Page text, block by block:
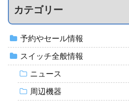
カテゴリー
予約やセール情報
スイッチ全般情報
ニュース
周辺機器